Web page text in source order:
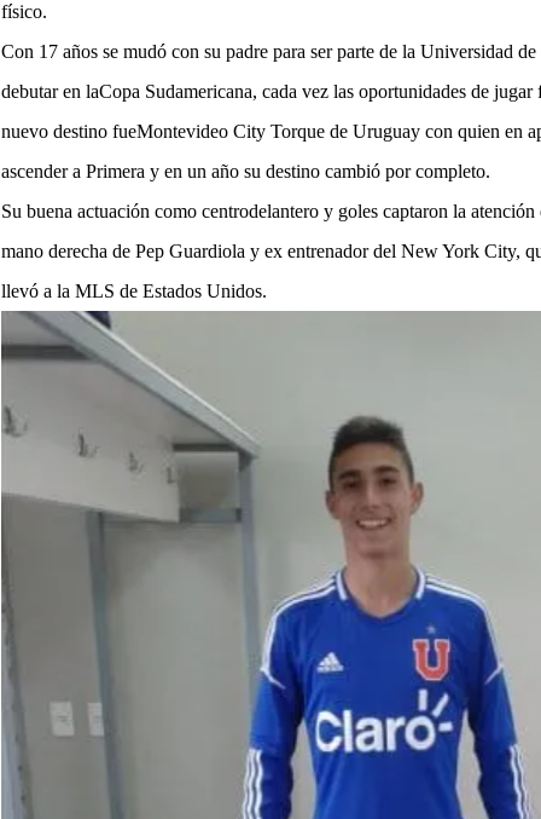
físico.
Con 17 años se mudó con su padre para ser parte de la Universidad
debutar en laCopa Sudamericana, cada vez las oportunidades de
nuevo destino fueMontevideo City Torque de Uruguay con quien en
ascender a Primera y en un año su destino cambió por completo.
Su buena actuación como centrodelantero y goles captaron la
mano derecha de Pep Guardiola y ex entrenador del New York City,
llevó a la MLS de Estados Unidos.